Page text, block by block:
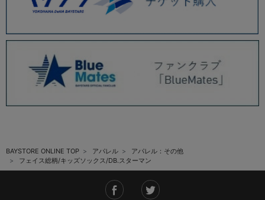
BAYSTORE ONLINE TOP アパレル
アパレル：その他
フェイス総柄/キッズソックス/DB.スターマン